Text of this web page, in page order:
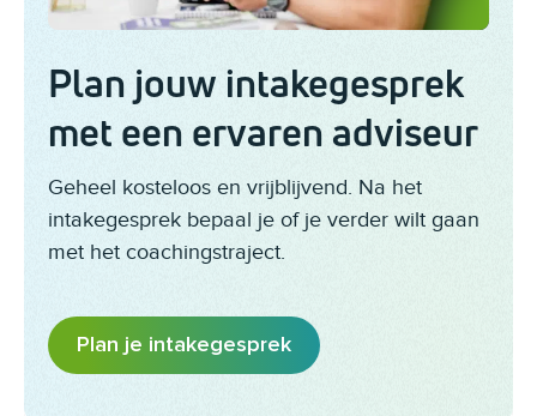
Plan jouw intakegesprek
met een ervaren adviseur
Geheel kosteloos en vrijblijvend. Na het
intakegesprek bepaal je of je verder wilt gaan
met het coachingstraject.
Plan je intakegesprek